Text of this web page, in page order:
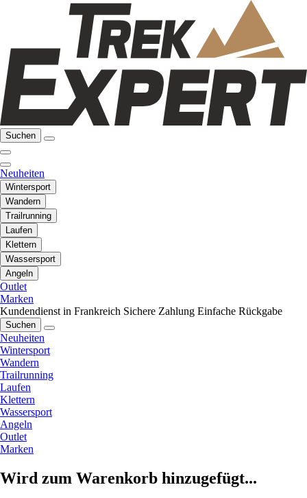
Suchen
Neuheiten
Wintersport
Wandern
Trailrunning
Laufen
Klettern
Wassersport
Angeln
Outlet
Marken
Kundendienst in Frankreich Sichere Zahlung Einfache Rückgabe
Suchen
Neuheiten
Wintersport
Wandern
Trailrunning
Laufen
Klettern
Wassersport
Angeln
Outlet
Marken
Wird zum Warenkorb hinzugefügt...